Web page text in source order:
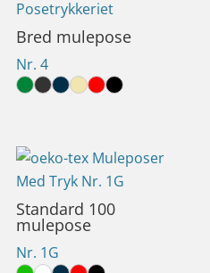
Bred mulepose
Nr. 4
Standard 100
mulepose
Nr. 1G